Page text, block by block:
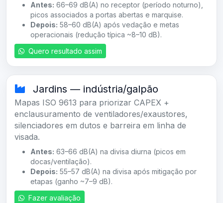
Antes: 66–69 dB(A) no receptor (período noturno),
picos associados a portas abertas e marquise.
Depois: 58–60 dB(A) após vedação e metas
operacionais (redução típica ~8–10 dB).
Quero resultado assim
Jardins — indústria/galpão
Mapas ISO 9613 para priorizar CAPEX +
enclausuramento de ventiladores/exaustores,
silenciadores em dutos e barreira em linha de
visada.
Antes: 63–66 dB(A) na divisa diurna (picos em
docas/ventilação).
Depois: 55–57 dB(A) na divisa após mitigação por
etapas (ganho ~7–9 dB).
Fazer avaliação